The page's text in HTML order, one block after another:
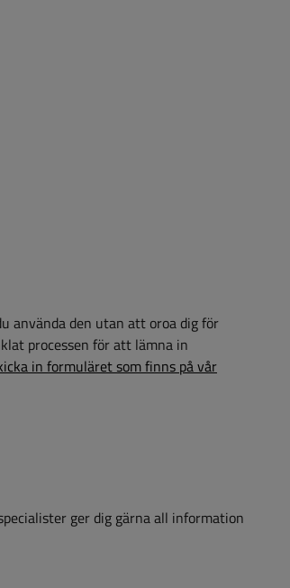
använda den utan att oroa dig för
processen för att lämna in
in formuläret som finns på vår
ger dig gärna all information